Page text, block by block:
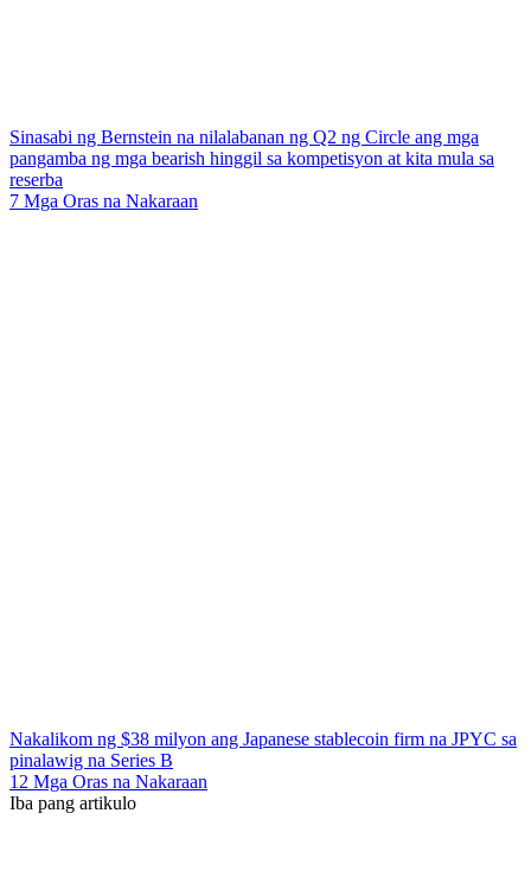
Sinasabi ng Bernstein na nilalabanan ng Q2 ng Circle ang mga
pangamba ng mga bearish hinggil sa kompetisyon at kita mula sa
reserba
7 Mga Oras na Nakaraan
Nakalikom ng $38 milyon ang Japanese stablecoin firm na JPYC sa
pinalawig na Series B
12 Mga Oras na Nakaraan
Iba pang artikulo